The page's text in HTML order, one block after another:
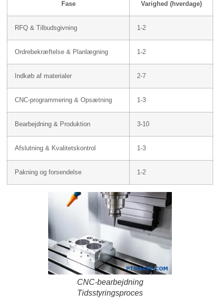
Fase Varighed (hverdage)
RFQ & Tilbudsgivning 1-2
Ordrebekræftelse & Planlægning 1-2
Indkøb af materialer 2-7
CNC-programmering & Opsætning 1-3
Bearbejdning & Produktion 3-10
Afslutning & Kvalitetskontrol 1-3
Pakning og forsendelse 1-2
CNC-bearbejdning
Tidsstyringsproces